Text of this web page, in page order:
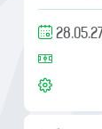
28.05.27